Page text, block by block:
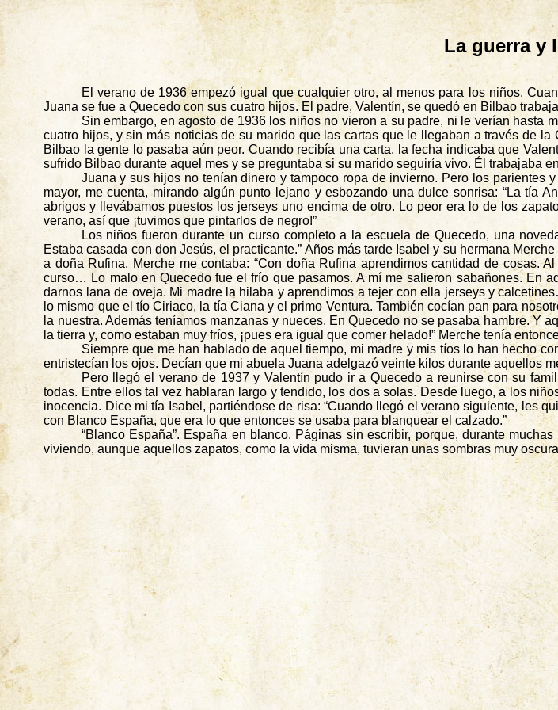
La guerra y
El verano de 1936 empezó igual que cualquier otro, al menos para los niños.
Juana se fue a Quecedo con sus cuatro hijos. El padre, Valentín, se quedó en Bilbao
Sin embargo, en agosto de 1936 los niños no vieron a su padre, ni le verían hasta
cuatro hijos, y sin más noticias de su marido que las cartas que le llegaban a través de
Bilbao la gente lo pasaba aún peor. Cuando recibía una carta, la fecha indicaba que
sufrido Bilbao durante aquel mes y se preguntaba si su marido seguiría vivo. Él trabajaba
Juana y sus hijos no tenían dinero y tampoco ropa de invierno. Pero los
mayor, me cuenta, mirando algún punto lejano y esbozando una dulce sonrisa: “La tía
abrigos y llevábamos puestos los jerseys uno encima de otro. Lo peor era lo de los
verano, así que ¡tuvimos que pintarlos de negro!”
Los niños fueron durante un curso completo a la escuela de Quecedo, una
Estaba casada con don Jesús, el practicante.” Años más tarde Isabel y su hermana
a doña Rufina. Merche me contaba: “Con doña Rufina aprendimos cantidad de cosas.
curso… Lo malo en Quecedo fue el frío que pasamos. A mí me salieron sabañones. En
darnos lana de oveja. Mi madre la hilaba y aprendimos a tejer con ella jerseysy
lo mismo que el tío Ciriaco, la tía Ciana y el primo Ventura. También cocían pan para
la nuestra. Además teníamos manzanas y nueces. En Quecedo no se pasaba hambre. Y
la tierra y, como estaban muy fríos, ¡pues era igual que comer helado!” Merche tenía
Siempre que me han hablado de aquel tiempo, mi madre y mis tíos lo han hecho
entristecían los ojos. Decían que mi abuela Juana adelgazó veinte kilos durante aquellos
Pero llegó el verano de 1937 y Valentín pudo ir a Quecedo a reunirse con su
todas. Entre ellos tal vez hablaran largo y tendido, los dos a solas. Desde luego, a los
inocencia. Dice mi tía Isabel, partiéndose de risa: “Cuando llegó el verano siguiente, les
con Blanco España, que era lo que entonces se usaba para blanquear el calzado.”
“Blanco España”. España en blanco. Páginas sin escribir, porque, durante
viviendo, aunque aquellos zapatos, como la vida misma, tuvieran unas sombras muy